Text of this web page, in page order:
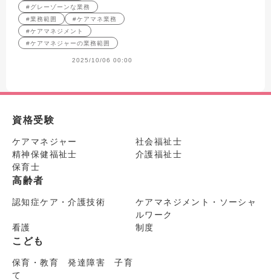
#グレーゾーンな業務
#業務範囲
#ケアマネ業務
#ケアマネジメント
#ケアマネジャーの業務範囲
2025/10/06 00:00
資格受験
ケアマネジャー
社会福祉士
精神保健福祉士
介護福祉士
保育士
高齢者
認知症ケア・介護技術
ケアマネジメント・ソーシャ
ルワーク
看護
制度
こども
保育・教育 発達障害 子育
て